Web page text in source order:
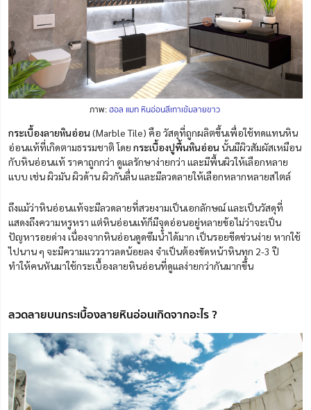
ภาพ:ฮอล แมท หินอ่อนสีเทาเข้มลายขาว
กระเบื้องลายหินอ่อน(Marble Tile) คือ วัสดุที่ถูกผลิตขึ้นเพื่อใช้ทดแทนหิน
อ่อนแท้ที่เกิดตามธรรมชาติ โดย กระเบื้องปูพื้นหินอ่อนนั้นมีผิวสัมผัสเหมือน
กับหินอ่อนแท้ ราคาถูกกว่า ดูแลรักษาง่ายกว่า และมีพื้นผิวให้เลือกหลาย
แบบ เช่น ผิวมัน ผิวด้าน ผิวกันลื่น และมีลวดลายให้เลือกหลากหลายสไตล์
ถึงแม้ว่าหินอ่อนแท้จะมีลวดลายที่สวยงามเป็นเอกลักษณ์ และเป็นวัสดุที่
แสดงถึงความหรูหรา แต่หินอ่อนแท้ก็มีจุดอ่อนอยู่หลายข้อไม่ว่าจะเป็น
ปัญหารอยด่าง เนื่องจากหินอ่อนดูดซึมน้ำได้มาก เป็นรอยขีดข่วนง่าย หากใช้
ไปนาน ๆ จะมีความแวววาวลดน้อยลง จำเป็นต้องขัดหน้าหินทุก 2-3 ปี
ทำให้คนหันมาใช้กระเบื้องลายหินอ่อนที่ดูแลง่ายกว่ากันมากขึ้น
ลวดลายบนกระเบื้องลายหินอ่อนเกิดจากอะไร ?